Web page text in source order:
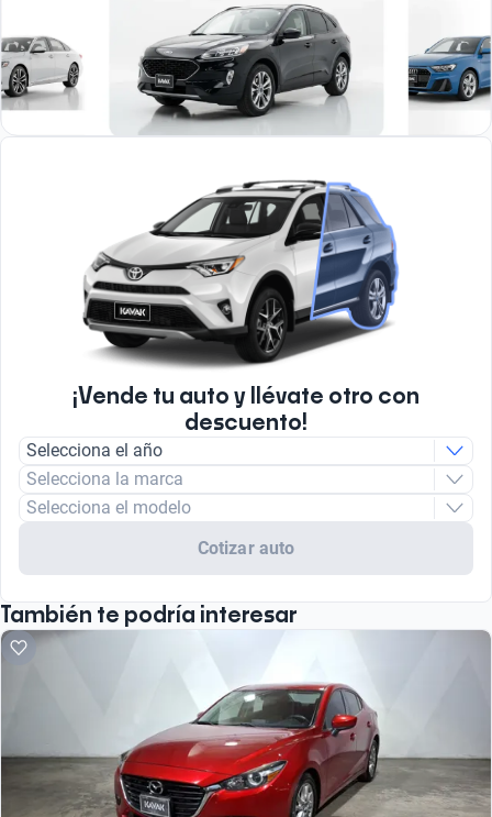
¡Vende tu auto y llévate otro con
descuento!
Selecciona el año
Selecciona la marca
Selecciona el modelo
Cotizar auto
También te podría interesar